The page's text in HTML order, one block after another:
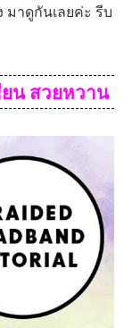
มาดูกันเลยค่ะ รีบ
น สวยหวาน